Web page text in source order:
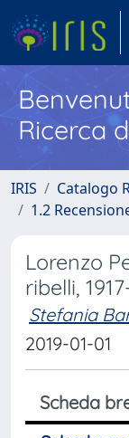
Ricerca
IRIS Catalogo
1.2
Lorenzo
ribelli,
Stefania
2019-01-01
Scheda